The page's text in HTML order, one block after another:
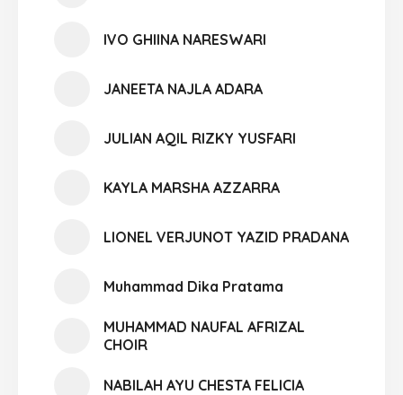
IVO GHIINA NARESWARI
JANEETA NAJLA ADARA
JULIAN AQIL RIZKY YUSFARI
KAYLA MARSHA AZZARRA
LIONEL VERJUNOT YAZID PRADANA
Muhammad Dika Pratama
MUHAMMAD NAUFAL AFRIZAL
CHOIR
NABILAH AYU CHESTA FELICIA